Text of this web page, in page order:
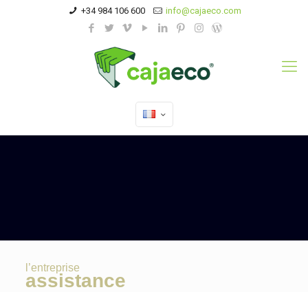
+34 984 106 600 info@cajaeco.com
l’entreprise
assistance